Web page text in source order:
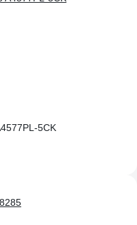
5CK